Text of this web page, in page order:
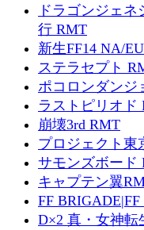
ドラゴンジェ
行 RMT
新生FF14 NA/
ステラセプト
ポコロンダンジ
ラストピリオド
崩壊3rd RMT
プロジェクト東
サモンズボード
キャプテン翼
FF
D×2 真・女神転